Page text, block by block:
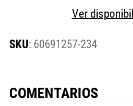
Ver
: 60691257-234
COMENTARIOS